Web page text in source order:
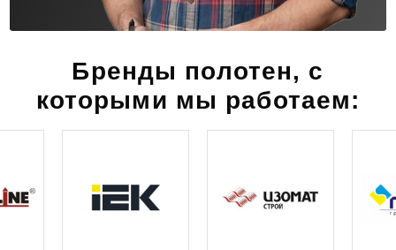
Бренды полотен, с
которыми мы работаем: